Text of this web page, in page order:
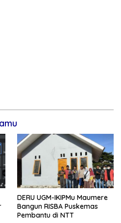
DERU UGM-IKIPMu Maumere
Bangun RISBA Puskemas
Pembantu di NTT